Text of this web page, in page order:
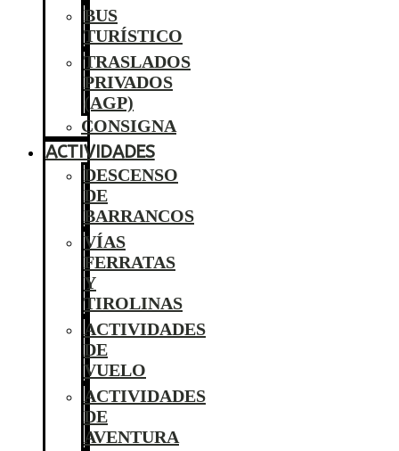
BUS
TURÍSTICO
TRASLADOS
PRIVADOS
(AGP)
CONSIGNA
ACTIVIDADES
DESCENSO
DE
BARRANCOS
VÍAS
FERRATAS
Y
TIROLINAS
ACTIVIDADES
DE
VUELO
ACTIVIDADES
DE
AVENTURA